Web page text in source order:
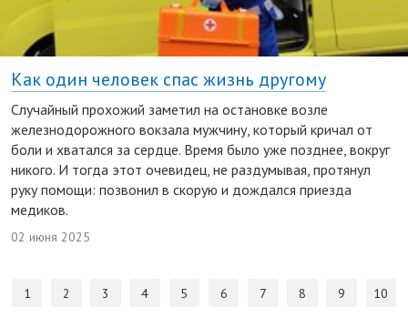
Как один человек спас жизнь другому
Случайный прохожий заметил на остановке возле
железнодорожного вокзала мужчину, который кричал от
боли и хватался за сердце. Время было уже позднее, вокруг
никого. И тогда этот очевидец, не раздумывая, протянул
руку помощи: позвонил в скорую и дождался приезда
медиков.
02 июня 2025
1 2 3 4 5 6 7 8 9 10